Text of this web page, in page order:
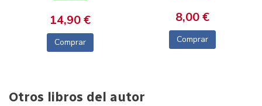
14,90 €
Comprar
8,00 €
Comprar
Otros libros del autor